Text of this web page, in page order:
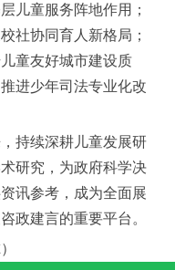
儿童服务阵地作用；
社协同育人新格局；
童友好城市建设质
进少年司法专业化改
持续深耕儿童发展研
研究，为政府科学决
讯参考，成为全面展
政建言的重要平台。